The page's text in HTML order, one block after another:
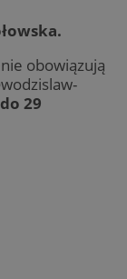
obowiązują
do 29